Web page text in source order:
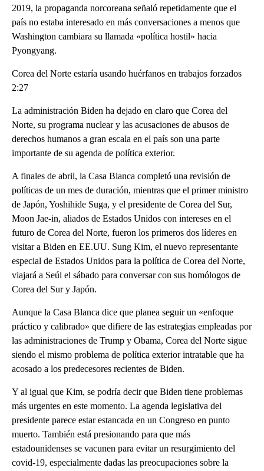
2019, la propaganda norcoreana señaló repetidamente que el
país no estaba interesado en más conversaciones a menos que
Washington cambiara su llamada «política hostil» hacia
Pyongyang.
Corea del Norte estaría usando huérfanos en trabajos forzados
2:27
La administración Biden ha dejado en claro que Corea del
Norte, su programa nuclear y las acusaciones de abusos de
derechos humanos a gran escala en el país son una parte
importante de su agenda de política exterior.
A finales de abril, la Casa Blanca completó una revisión de
políticas de un mes de duración, mientras que el primer ministro
de Japón, Yoshihide Suga, y el presidente de Corea del Sur,
Moon Jae-in, aliados de Estados Unidos con intereses en el
futuro de Corea del Norte, fueron los primeros dos líderes en
visitar a Biden en EE.UU. Sung Kim, el nuevo representante
especial de Estados Unidos para la política de Corea del Norte,
viajará a Seúl el sábado para conversar con sus homólogos de
Corea del Sur y Japón.
Aunque la Casa Blanca dice que planea seguir un «enfoque
práctico y calibrado» que difiere de las estrategias empleadas por
las administraciones de Trump y Obama, Corea del Norte sigue
siendo el mismo problema de política exterior intratable que ha
acosado a los predecesores recientes de Biden.
Y al igual que Kim, se podría decir que Biden tiene problemas
más urgentes en este momento. La agenda legislativa del
presidente parece estar estancada en un Congreso en punto
muerto. También está presionando para que más
estadounidenses se vacunen para evitar un resurgimiento del
covid-19, especialmente dadas las preocupaciones sobre la